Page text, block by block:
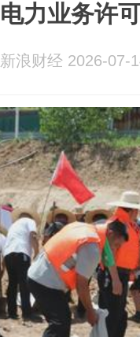
电力业务许
新浪财经 2026-07-